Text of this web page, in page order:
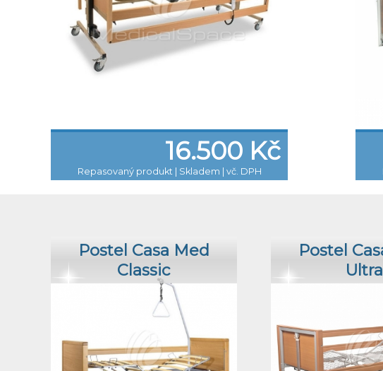
16.500 Kč
Repasovaný produkt| Skladem | vč. DPH
Postel Casa Med
Classic
Postel
Ultra